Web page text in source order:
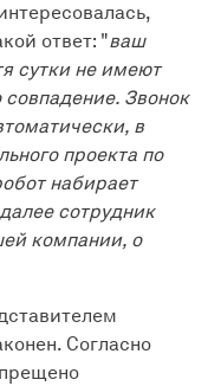
ответ: "ваш
сутки не имеют
Звонок
в
проекта по
набирает
сотрудник
компании, о
Согласно